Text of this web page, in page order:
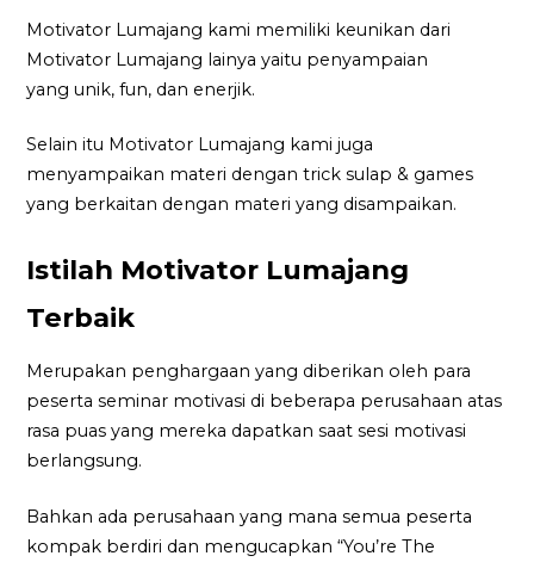
Motivator Lumajang kami memiliki keunikan dari
Motivator Lumajang lainya yaitu penyampaian
yang unik, fun, dan enerjik.
Selain itu Motivator Lumajang kami juga
menyampaikan materi dengan trick sulap & games
yang berkaitan dengan materi yang disampaikan.
Istilah Motivator Lumajang
Terbaik
Merupakan penghargaan yang diberikan oleh para
peserta seminar motivasi di beberapa perusahaan atas
rasa puas yang mereka dapatkan saat sesi motivasi
berlangsung.
Bahkan ada perusahaan yang mana semua peserta
kompak berdiri dan mengucapkan “You’re The